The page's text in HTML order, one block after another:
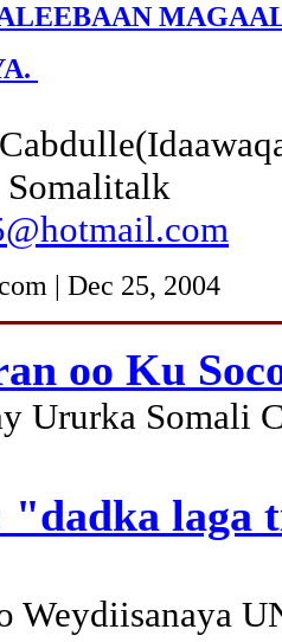
| Dec 25, 2004
oo Ku
Ururka Somali
"dadka laga
Weydiisanaya